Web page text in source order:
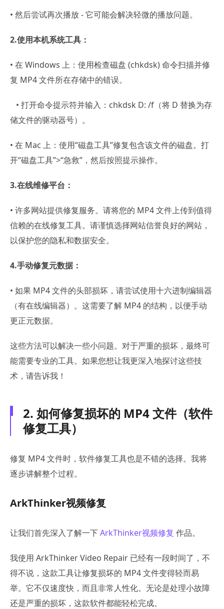
• 然后尝试再次播放 - 它可能会解决轻微的播放问题。
2.使用本机系统工具：
• 在 Windows 上：使用检查磁盘 (chkdsk) 命令扫描并修
复 MP4 文件所在存储中的错误。
• 打开命令提示符并输入：chkdsk D: /f（将 D 替换为存
储文件的驱动器号）。
• 在 Mac 上：使用“磁盘工具”修复包含该文件的磁盘。打
开“磁盘工具”>“急救”，然后按照提示操作。
3.在线维修平台：
• 许多网站提供修复服务。请将您的 MP4 文件上传到值得
信赖的在线修复工具。请谨慎选择网站信誉良好的网站，
以保护您的隐私和数据安全。
4.手动修复元数据：
• 如果 MP4 文件的头部损坏，请尝试使用十六进制编辑器
（有在线编辑器）。这需要了解 MP4 的结构，以便手动
更正元数据。
这些方法可以解决一些小问题。对于严重的损坏，最终可
能需要专业的工具。如果您想让我更深入地探讨这些技
术，请告诉我！
2. 如何修复损坏的 MP4 文件（软件
修复工具）
修复 MP4 文件时，软件修复工具也是不错的选择。我将
逐步讲解整个过程。
ArkThinker视频修复
让我们首先深入了解一下ArkThinker视频修复 作品。
我使用 ArkThinker Video Repair 已经有一段时间了，不
得不说，这款工具让修复损坏的 MP4 文件变得轻而易
举。它不仅速度快，而且非常人性化。无论是处理小故障
还是严重的损坏，这款软件都能轻松完成。